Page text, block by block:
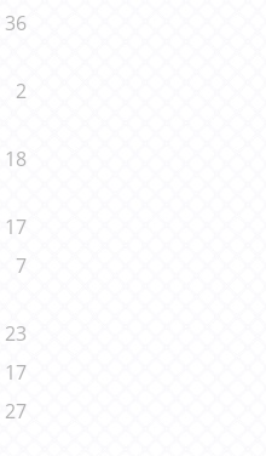
36
2
18
17
7
23
17
27